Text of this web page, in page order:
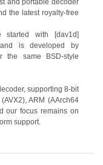
and portable decoder
the latest royalty-free
with [dav1d]
and is developed by
the same BSD-style
supporting 8-bit
ARM (AArch64
our focus remains on
support.